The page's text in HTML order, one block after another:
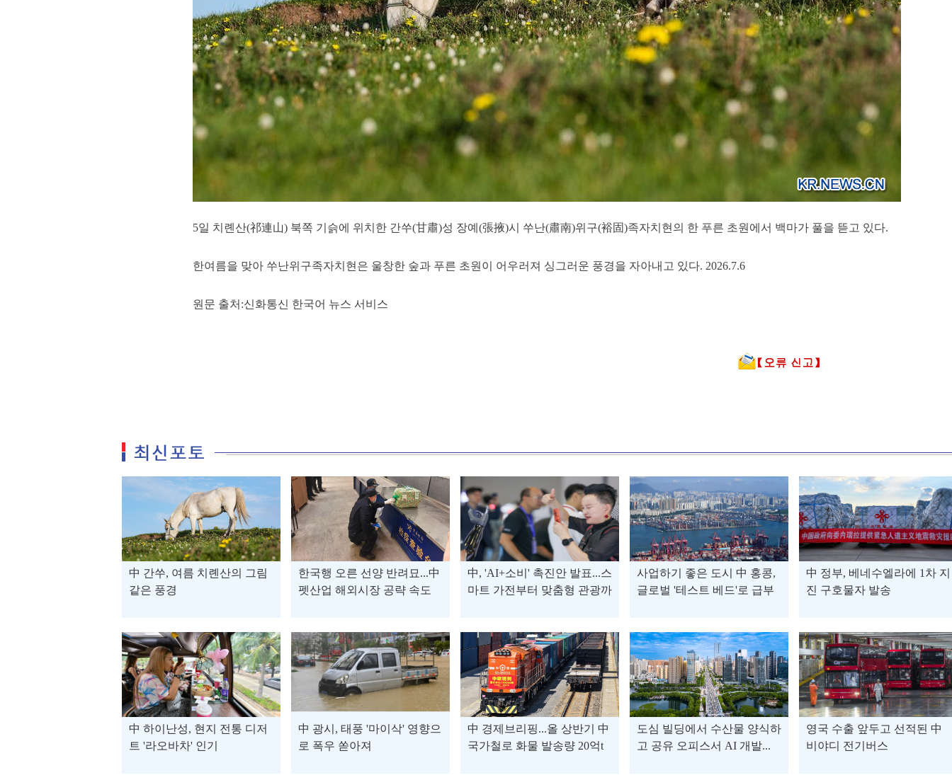
5일 치롄산(祁連山) 북쪽 기슭에 위치한 간쑤(甘肅)성 장예(張掖)시 쑤난(肅南)위구(裕固)족자치현의 한 푸른 초원에서 백마가 풀을 뜯고 있다.
한여름을 맞아 쑤난위구족자치현은 울창한 숲과 푸른 초원이 어우러져 싱그러운 풍경을 자아내고 있다. 2026.7.6
원문 출처:신화통신 한국어 뉴스 서비스
中 간쑤, 여름 치롄산의 그림
같은 풍경
한국행 오른 선양 반려묘...中
펫산업 해외시장 공략 속도
中, 'AI+소비' 촉진안 발표...스
마트 가전부터 맞춤형 관광까
사업하기 좋은 도시 中 홍콩,
글로벌 '테스트 베드'로 급부
中 정부, 베네수엘라에 1차 지
진 구호물자 발송
中 하이난성, 현지 전통 디저
트 '라오바차' 인기
中 광시, 태풍 '마이삭' 영향으
로 폭우 쏟아져
中 경제브리핑...올 상반기 中
국가철로 화물 발송량 20억t
도심 빌딩에서 수산물 양식하
고 공유 오피스서 AI 개발...
영국 수출 앞두고 선적된 中
비야디 전기버스